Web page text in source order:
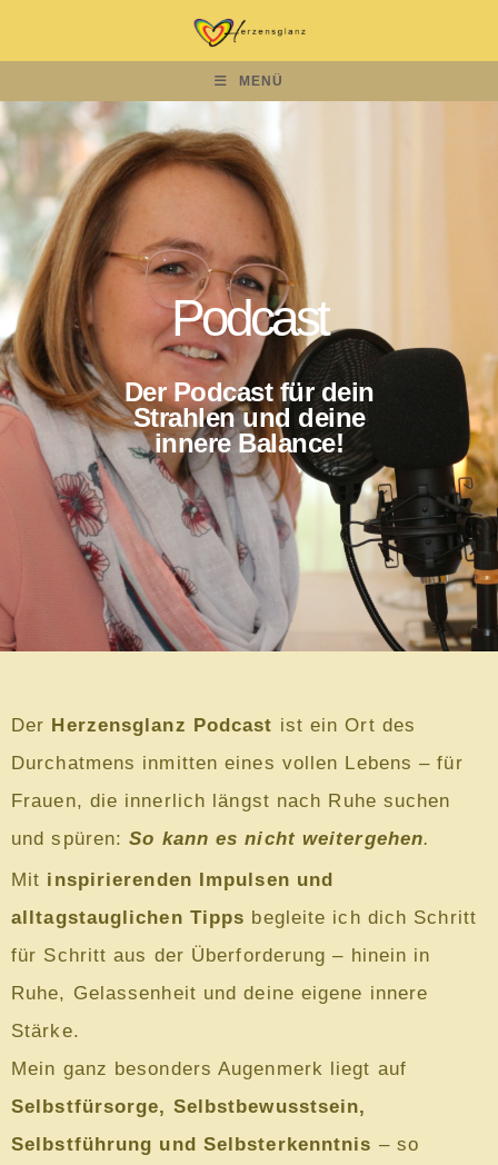
MENÜ
Podcast
Der Podcast für dein
Strahlen und deine
innere Balance!
Der Herzensglanz Podcast ist ein Ort des
Durchatmens inmitten eines vollen Lebens – für
Frauen, die innerlich längst nach Ruhe suchen
und spüren:So kann es nicht weitergehen.
Mit inspirierenden Impulsen und
alltagstauglichen Tipps begleite ich dich Schritt
für Schritt aus der Überforderung – hinein in
Ruhe, Gelassenheit und deine eigene innere
Stärke.
Mein ganz besonders Augenmerk liegt auf
Selbstfürsorge, Selbstbewusstsein,
Selbstführung und Selbsterkenntnis – so